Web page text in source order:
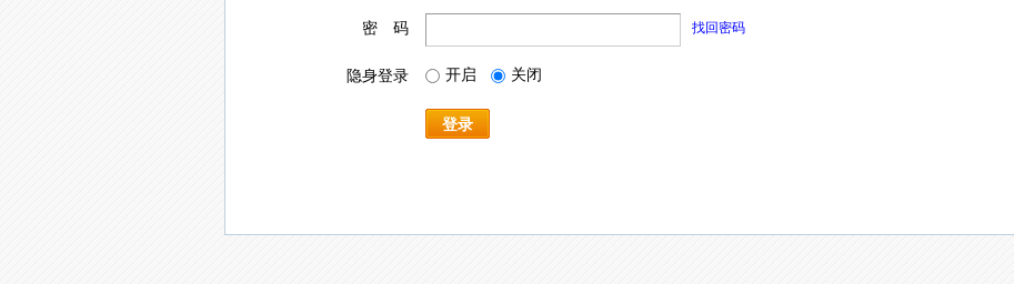
密 码 找回密码
隐身登录 开启 关闭
登录